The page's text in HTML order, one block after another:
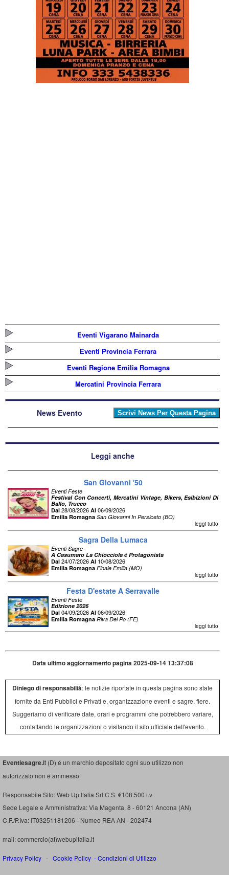
Eventi Vigarano Mainarda
Eventi Provincia Ferrara
Eventi Regione Emilia Romagna
Mercatini Provincia Ferrara
News Evento
Leggi anche
San Giovanni '50
Eventi Feste
Festival Con Concerti, Mercatini Vintage, Bikers, Esibizioni Di
Ballo, Trucco
Dal 28/08/2026 Al 06/09/2026
Emilia Romagna San Giovanni In Persiceto (BO)
leggi tutto
Sagra Della Lumaca
Eventi Sagre
A Casumaro La Chiocciola è Protagonista
Dal 24/07/2026 Al 10/08/2026
Emilia Romagna Finale Emilia (MO)
leggi tutto
Festa D'estate A Serravalle
Eventi Feste
Edizione 2026
Dal 04/09/2026 Al 06/09/2026
Emilia Romagna Riva Del Po (FE)
leggi tutto
Data ultimo aggiornamento pagina 2025-09-14 13:37:08
Diniego di responsabilià: le notizie riportate in questa pagina sono state
fornite da Enti Pubblici e Privati e, organizzazione eventi e sagre, fiere.
Suggeriamo di verificare date, orari e programmi che potrebbero variare,
contattando le organizzazioni o visitando il sito ufficiale dell'evento.
Eventiesagre.it (D) é un marchio depositato ogni suo utilizzo non
autorizzato non é ammesso
Responsabile Sito: Web Up Italia Srl C.S. €108.500 i.v
Sede Legale e Amministrativa: Via Magenta, 8 - 60121 Ancona (AN)
C.F./P.Iva: IT03251181206 - Numeo REA AN - 202474
mail: commercio(at)webupitalia.it
Privacy Policy - Cookie Policy -Condizioni di Utilizzo